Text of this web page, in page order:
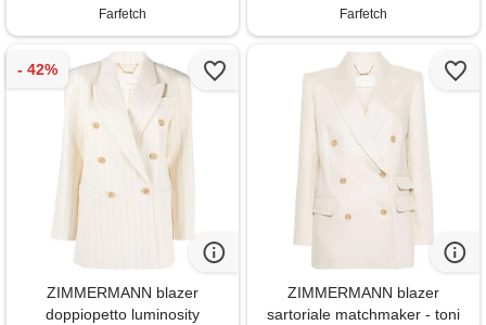
Farfetch Farfetch
ZIMMERMANN blazer
doppiopetto luminosity
ZIMMERMANN blazer
sartoriale matchmaker - toni